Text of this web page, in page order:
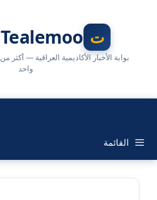
Tealemoo | تعليمو
واحد
القائمة